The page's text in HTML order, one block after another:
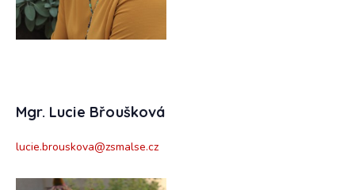
Mgr. Lucie Břoušková
lucie.brouskova@zsmalse.cz